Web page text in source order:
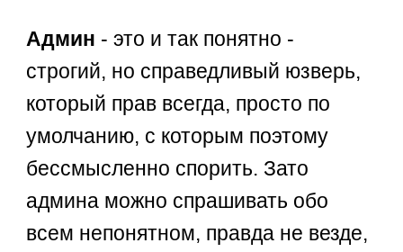
Админ - это и так понятно -
строгий, но справедливый юзверь,
который прав всегда, просто по
умолчанию, с которым поэтому
бессмысленно спорить. Зато
админа можно спрашивать обо
всем непонятном, правда не везде,